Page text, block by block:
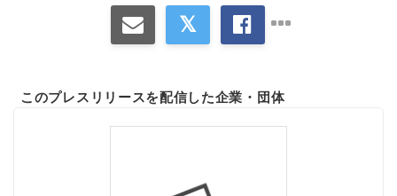
このプレスリリースを配信した企業・団体